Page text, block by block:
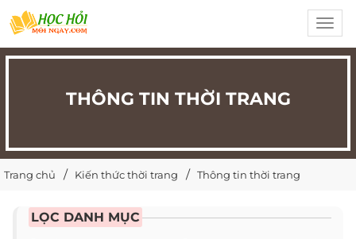
THÔNG TIN THỜI TRANG
Trang chủ Kiến thức thời trang Thông tin thời trang
LỌC DANH MỤC